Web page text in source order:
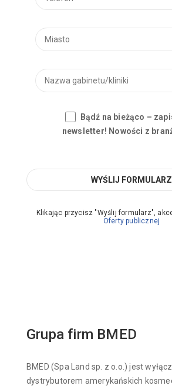
Bądź na bieżąco –
newsletter! Nowości z
Klikając przycisz "Wyślij formularz",
Oferty publicznej
Grupa firm BMED
BMED (Spa Land sp. z o.o.) jest
dystrybutorem amerykańskich